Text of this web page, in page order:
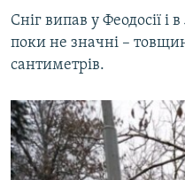
Усі сайти RFE/RL
Сніг випав у Феодосії
поки не значні –
сантиметрів.